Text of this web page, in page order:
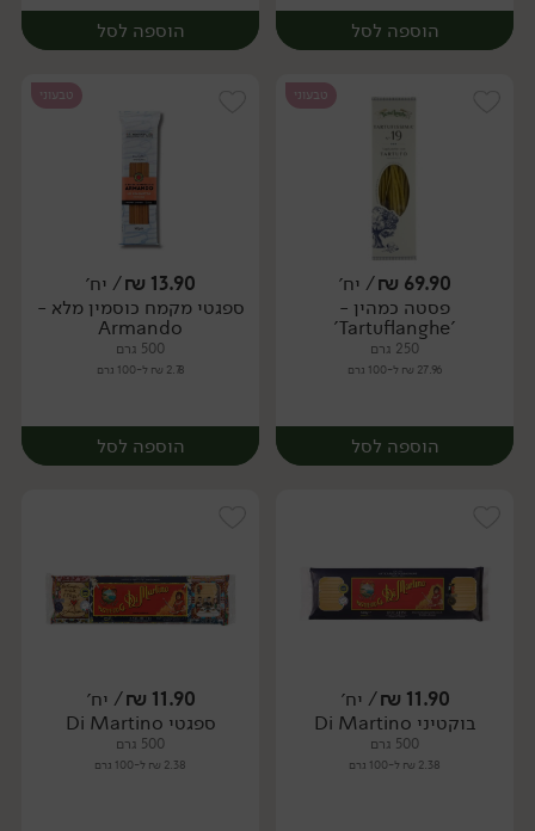
הוספה לסל
יח׳
הוספה לסל
יח׳
טבעוני
69.90
₪/ יח׳
פסטה כמהין -
'Tartuflanghe'
250 גרם
27.96 ₪ ל-100 גרם
הוספה לסל
יח׳
טבעוני
13.90
₪/ יח׳
ספגטי מקמח כוסמין מלא -
Armando
500 גרם
2.78 ₪ ל-100 גרם
הוספה לסל
יח׳
11.90
₪/ יח׳
בוקטיני Di Martino
500 גרם
2.38 ₪ ל-100 גרם
11.90
₪/ יח׳
ספגטי Di Martino
500 גרם
2.38 ₪ ל-100 גרם